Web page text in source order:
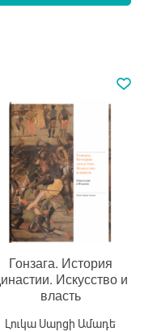
Гонзага. История
Искусство и
власть
Լուկա Սարցի Ամադե